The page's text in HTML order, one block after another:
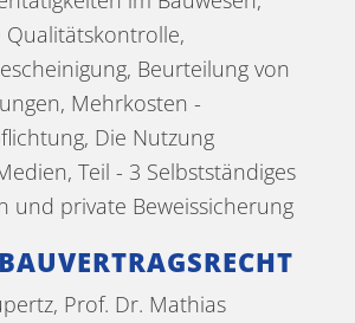
Beurteilung von
Mehrkosten -
Die Nutzung
Teil - 3 Selbstständiges
und private Beweissicherung
Prof. Dr. Mathias